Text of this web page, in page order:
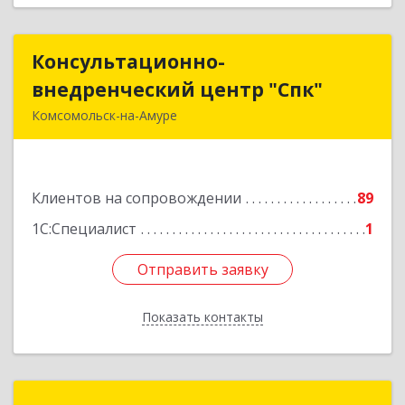
Консультационно-
внедренческий центр "Спк"
Комсомольск-на-Амуре
Клиентов на сопровождении
89
1С:Специалист
1
Отправить заявку
Показать контакты
Консультационно-
внедренческий центр "Спк"
Подробнее
Отправить заявку
Назад